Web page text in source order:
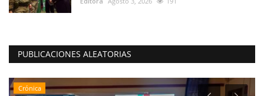
PUBLICACIONES ALEATORIAS
Crónica